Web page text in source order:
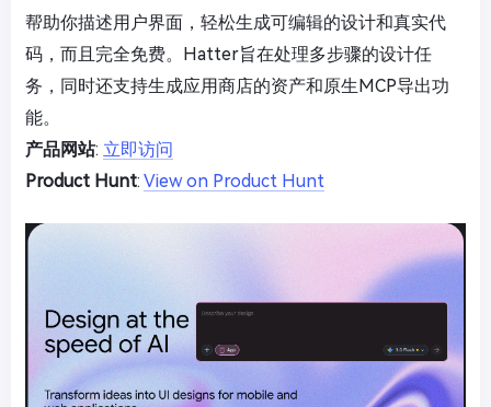
帮助你描述用户界面，轻松生成可编辑的设计和真实代
码，而且完全免费。Hatter旨在处理多步骤的设计任
务，同时还支持生成应用商店的资产和原生MCP导出功
能。
产品网站: 立即访问
Product Hunt: View on Product Hunt